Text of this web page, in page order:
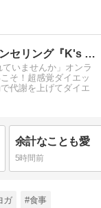
ナース＆セラピストのカウンセリング『K's パソ・トレ』
いませんか」オンラ
そ！超感覚ダイエッ
代謝を上げてダイエ
余計なことも愛
5時間前
ガ #食事